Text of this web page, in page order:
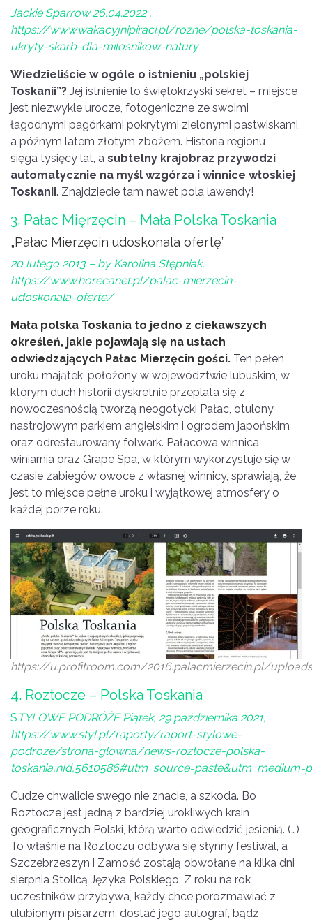
Jackie Sparrow 26.04.2022 ,
https://www.wakacyjnipiraci.pl/rozne/polska-toskania-
ukryty-skarb-dla-milosnikow-natury
Wiedzieliście w ogóle o istnieniu „polskiej
Toskanii”? Jej istnienie to świętokrzyski sekret – miejsce
jest niezwykle urocze, fotogeniczne ze swoimi
łagodnymi pagórkami pokrytymi zielonymi pastwiskami,
a późnym latem złotym zbożem. Historia regionu
sięga tysięcy lat, a subtelny krajobraz przywodzi
automatycznie na myśl wzgórza i winnice włoskiej
Toskanii. Znajdziecie tam nawet pola lawendy!
3. Pałac Mięrzęcin – Mała Polska Toskania
„Pałac Mierzęcin udoskonala ofertę”
20 lutego 2013– by Karolina Stępniak,
https://www.horecanet.pl/palac-mierzecin-
udoskonala-oferte/
Mała polska Toskania to jedno z ciekawszych
określeń, jakie pojawiają się na ustach
odwiedzających Pałac Mierzęcin gości. Ten pełen
uroku majątek, położony w województwie lubuskim, w
którym duch historii dyskretnie przeplata się z
nowoczesnością tworzą neogotycki Pałac, otulony
nastrojowym parkiem angielskim i ogrodem japońskim
oraz odrestaurowany folwark. Pałacowa winnica,
winiarnia oraz Grape Spa, w którym wykorzystuje się w
czasie zabiegów owoce z własnej winnicy, sprawiają, że
jest to miejsce pełne uroku i wyjątkowej atmosfery o
każdej porze roku.
https://u.profitroom.com/2016.palacmierzecin.pl/
4. Roztocze – Polska Toskania
S TYLOWE PODRÓŻE Piątek, 29 października 2021,
https://www.styl.pl/raporty/raport-stylowe-
podroze/strona-glowna/news-roztocze-polska-
Cudze chwalicie swego nie znacie, a szkoda. Bo
Roztocze jest jedną z bardziej urokliwych krain
geograficznych Polski, którą warto odwiedzić jesienią. (…)
To właśnie na Roztoczu odbywa się słynny festiwal, a
Szczebrzeszyn i Zamość zostają obwołane na kilka dni
sierpnia Stolicą Języka Polskiego. Z roku na rok
uczestników przybywa, każdy chce porozmawiać z
ulubionym pisarzem, dostać jego autograf, bądź